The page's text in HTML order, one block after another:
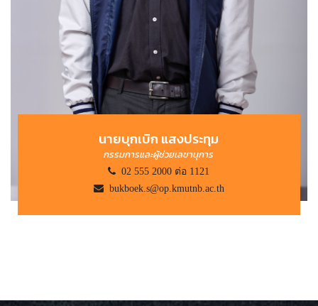
นายบุกเบิก แสงประทุม
กรรมการและผู้ช่วยเลขานุการ
02 555 2000 ต่อ 1121
bukboek.s@op.kmutnb.ac.th